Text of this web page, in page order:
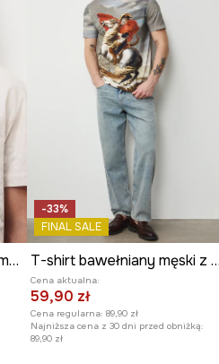
T-shirt męski z kolekcji Zamek Królewski na Wawelu x Medicine
-33%
FINAL SALE
T-shirt bawełniany męski z elastanem z okazji Dnia Kota
Cena aktualna:
59,90 zł
Cena regularna: 89,90 zł
Najniższa cena z 30 dni przed obniżką:
89,90 zł